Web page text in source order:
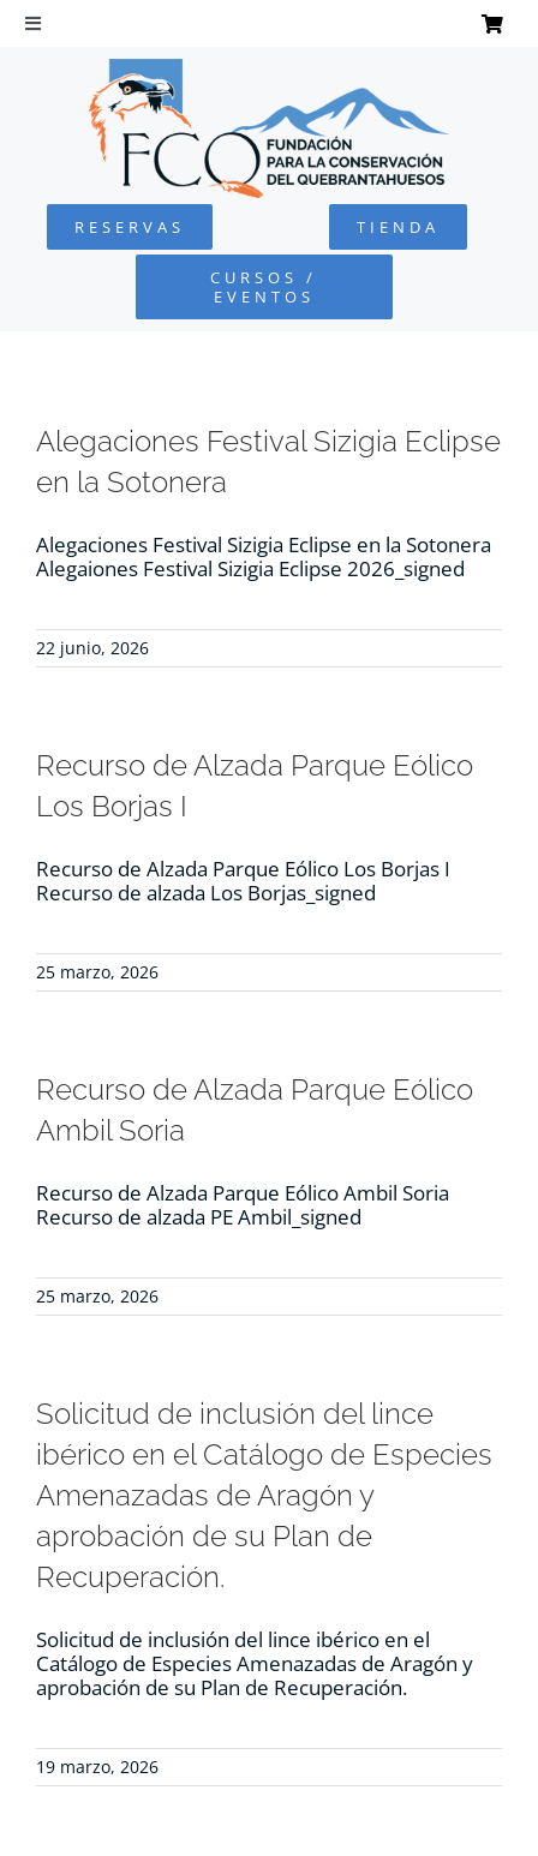
Saltar
Toggle
Navigation
QUEBRANTAHUESOS
FUNDACIÓN
COLABORA
RECURSOS
NOTICIAS
CARRITO
RESERVAS TIENDA
CURSOS /
EVENTOS
Alegaciones Festival Sizigia Eclipse
en la Sotonera
Alegaciones Festival Sizigia Eclipse en la Sotonera
Alegaiones Festival Sizigia Eclipse 2026_signed
22 junio, 2026
Recurso de Alzada Parque Eólico
Los Borjas I
Recurso de Alzada Parque Eólico Los Borjas I
Recurso de alzada Los Borjas_signed
25 marzo, 2026
Recurso de Alzada Parque Eólico
Ambil Soria
Recurso de Alzada Parque Eólico Ambil Soria
Recurso de alzada PE Ambil_signed
25 marzo, 2026
Solicitud de inclusión del lince
ibérico en el Catálogo de Especies
Amenazadas de Aragón y
aprobación de su Plan de
Recuperación.
Solicitud de inclusión del lince ibérico en el
Catálogo de Especies Amenazadas de Aragón y
aprobación de su Plan de Recuperación.
19 marzo, 2026